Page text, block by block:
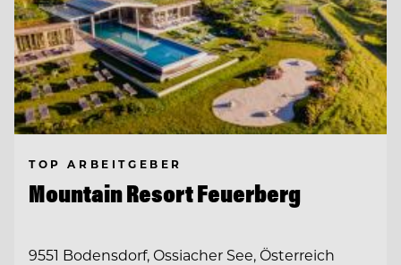
TOP ARBEITGEBER
Mountain Resort Feuerberg
9551 Bodensdorf, Ossiacher See, Österreich